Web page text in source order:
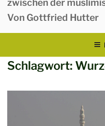
zwischen der
Von Gottfried Hutter
Schlagwort: